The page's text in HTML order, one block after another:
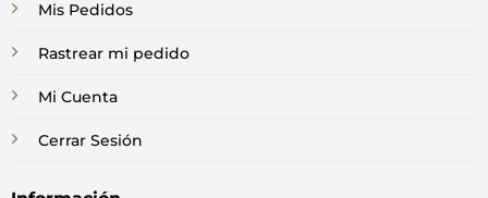
Mis Pedidos
Rastrear mi pedido
Mi Cuenta
Cerrar Sesión